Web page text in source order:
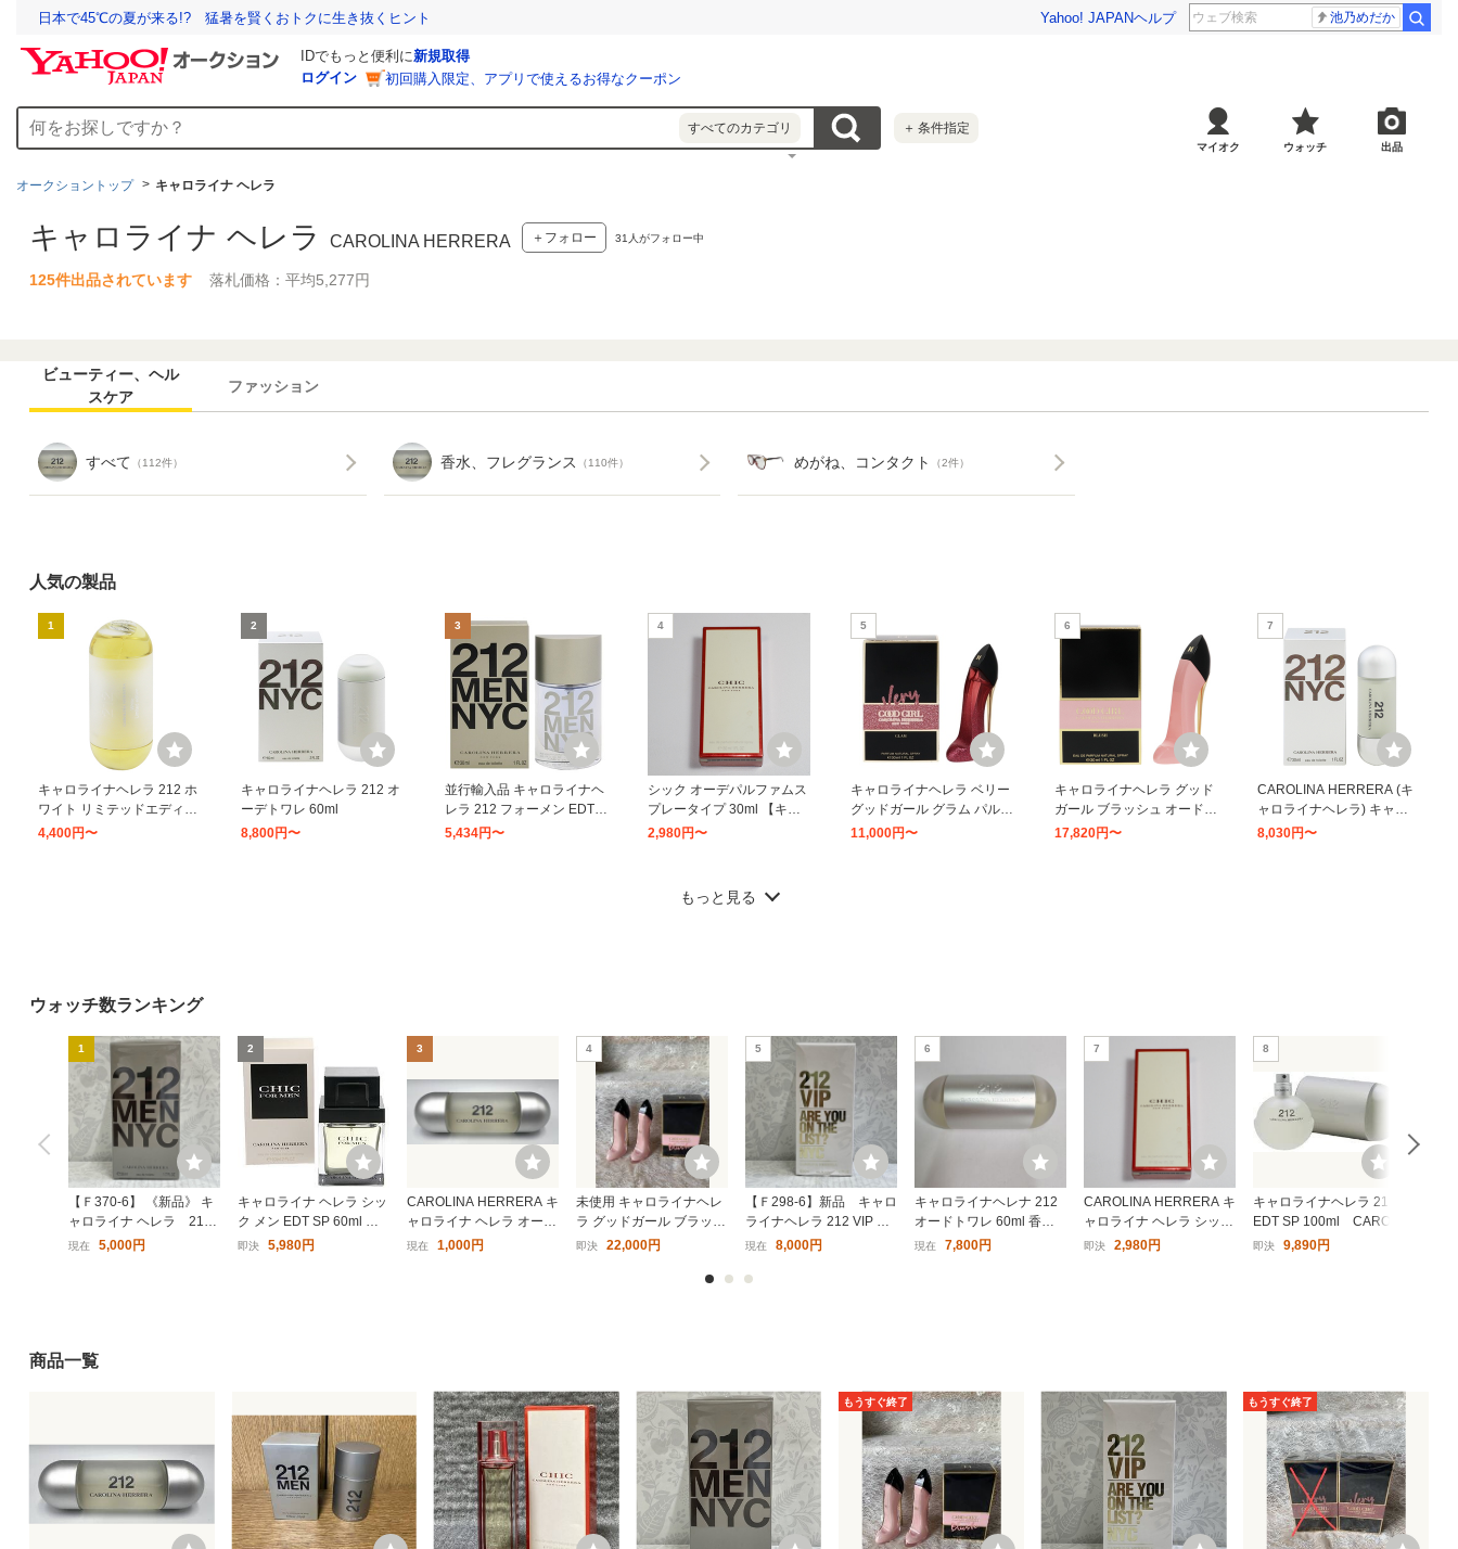
日本で45℃の夏が来る!? 猛暑を賢くおトクに生き抜くヒント Yahoo! JAPANヘルプ 池乃めだか
IDでもっと便利に新規取得
ログイン
初回購入限定、アプリで使えるお得なクーポン
すべてのカテゴリ ＋ 条件指定
マイオク ウォッチ 出品
オークショントップ キャロライナ ヘレラ
キャロライナ ヘレラ CAROLINA HERRERA ＋フォロー 31 人がフォロー中
125件出品されています 落札価格：平均5,277円
ビューティー、ヘル
スケア
ファッション
すべて （112件） 香水、フレグランス （110件） めがね、コンタクト （2件）
人気の製品
1
キャロライナヘレラ 212 ホ
ワイト リミテッドエディシ
ョン (テスター) EDTSP 60
4,400円〜
2
キャロライナヘレラ 212 オ
ーデトワレ 60ml
8,800円〜
3
並行輸入品 キャロライナヘ
レラ 212 フォーメン EDT・
SP 30ml 香水 フレグランス
5,434円〜
4
シック オーデパルファムス
プレータイプ 30ml 【キャ
ロライナヘレラ】 [並行輸入
2,980円〜
5
キャロライナヘレラ ベリー
グッドガール グラム パルフ
ァム 30ml CAROLINA HER
11,000円〜
6
キャロライナヘレラ グッド
ガール ブラッシュ オードパ
ルファム 30ml 香水 レディ
17,820円〜
7
CAROLINA HERRERA (キ
ャロライナヘレラ) キャロ
ライナヘレラ 212 オードト
8,030円〜
キャロライナヘレラ 香水 キ
ャロライナヘレラ 212 VIP
(テスター) EDPSP 80ml 21
2 VIP TESTER CAROLINA
HERRERA
8,680円〜
キャロライナヘレラ 香水 キ
ャロライナヘレラ 212 VIP
メン (テスター) EDTSP 100
ml 212 VIP MEN TESTER
CAROLINA HERRERA
20,526円〜
【キャロライナヘレラ】 21
2 (テスター) EDTSP 100ml
[並行輸入品]
9,890円〜
キャロライナヘレラ 212 セ
クシー フォーメン (テスタ
ー) EDTSP 100ml 香水 フレ
グランス 212 SEXY MEN T
ESTER CAROLINA HERR
ERA
8,280円〜
212 セクシー メン オーデト
ワレ 50ml
キャロライナヘレラ バッド
ボーイ ル パルファム (テス
フレグランス BAD BOY LE
PARFUM TESTER CAROLI
NA HERRERA
キャロライナヘレラ 212 オ
ーデトワレ 100ml
10,800円〜
AU EAU FRAICHE
17 18 21
並行輸入品 キャロライナヘ
並行輸入品 キャロライナヘ
並行輸入品 キャロライナヘ
キャロライナヘレラ グッド
キャロライナヘレラ CARO
並行輸入品 キャロライナヘ
並行輸入品 キャロライナヘ
もっと見る
ウォッチ数ランキング
1
【Ｆ370-6】 《新品》 キ
ャロライナ ヘレラ 212
MEN NYC メン オード
現在 5,000円
2
キャロライナ ヘレラ シッ
ク メン EDT SP 60ml キ
ャロライナヘレラ
即決 5,980円
3
CAROLINA HERRERA キ
ャロライナ ヘレラ オーデ
トワレ 212 EDT 30ml A2
現在 1,000円
4
未使用 キャロライナヘレ
ラ グッドガール ブラッシ
ュ Carolina Herrera Good
即決 22,000円
5
【Ｆ298-6】新品 キャロ
ライナヘレラ 212 VIP オ
ーデパルファム 80ml
現在 8,000円
6
キャロライナヘレナ 212
オードトワレ 60ml 香水C
AROLINA HERRERA 212
現在 7,800円
7
CAROLINA HERRERA キ
ャロライナ ヘレラ シック
オーデパルファム 30ml
即決 2,980円
8
キャロライナヘレラ 212
EDT SP 100ml CAROLI
NA HERRERA 212 トワ
即決 9,890円
商品一覧
もうすぐ終了 もうすぐ終了